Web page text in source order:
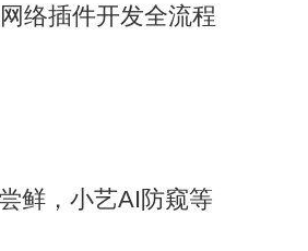
络插件开发全流程
鲜，小艺AI防窥等